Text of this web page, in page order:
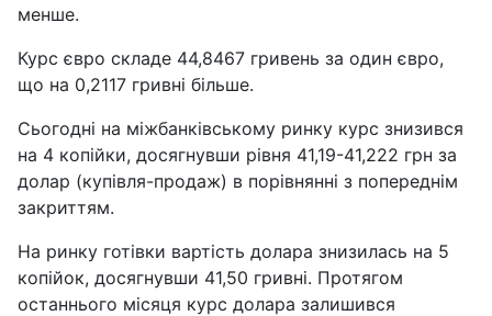
менше.
Курс євро складе 44,8467 гривень за один євро,
що на 0,2117 гривні більше.
Сьогодні на міжбанківському ринку курс знизився
на 4 копійки, досягнувши рівня 41,19-41,222 грн за
долар (купівля-продаж) в порівнянні з попереднім
закриттям.
На ринку готівки вартість долара знизилась на 5
копійок, досягнувши 41,50 гривні. Протягом
останнього місяця курс долара залишився